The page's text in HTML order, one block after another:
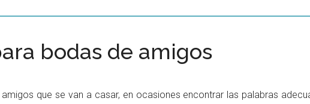
bodas de amigos
que se van a casar, en ocasiones encontrar las palabras